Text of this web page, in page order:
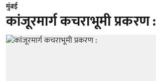
मुंबई
कांजूरमार्ग कचराभूमी प्रकरण :